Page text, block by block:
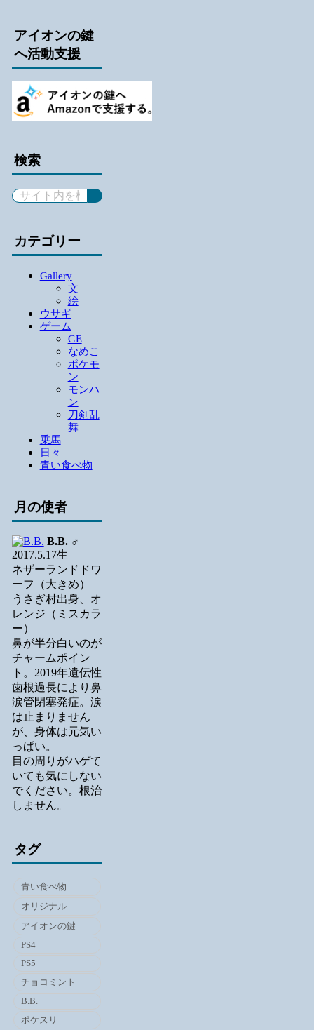
アイオンの鍵
へ活動支援
検索
カテゴリー
Gallery
文
絵
ウサギ
ゲーム
GE
なめこ
ポケモ
ン
モンハ
ン
刀剣乱
舞
乗馬
日々
青い食べ物
月の使者
B.B.♂
2017.5.17生
ネザーランドドワ
ーフ（大きめ）
うさぎ村出身、オ
レンジ（ミスカラ
ー）
鼻が半分白いのが
チャームポイン
ト。2019年遺伝性
歯根過長により鼻
涙管閉塞発症。涙
は止まりません
が、身体は元気い
っぱい。
目の周りがハゲて
いても気にしない
でください。根治
しません。
タグ
青い食べ物
オリジナル
アイオンの鍵
PS4
PS5
チョコミント
B.B.
ポケスリ